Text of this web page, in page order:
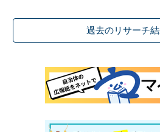
過去のリサーチ